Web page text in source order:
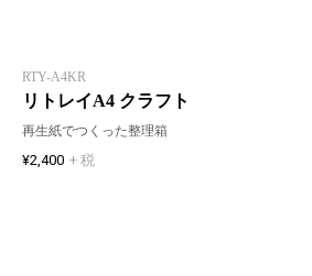
RTY-A4KR
リトレイA4 クラフト
再生紙でつくった整理箱
¥2,400 + 税